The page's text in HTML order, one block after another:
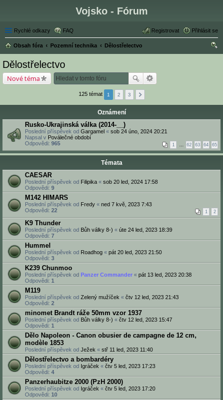
Vojsko - Fórum
Rychlé odkazy FAQ Přihlásit se
Registrovat
Obsah fóra Pozemní technika
Dělostřelectvo
Dělostřelectvo
Nové téma
125 témat 1 2 3
Oznámení
Rusko-Ukrajinská válka (2014-__)
Poslední příspěvek od Gargamel « sob 24 úno, 2024 20:21
Napsal v Poválečné období
Odpovědi: 965 1 … 62 63 64 65
Témata
CAESAR
Poslední příspěvek od Filipika « sob 20 led, 2024 17:58
Odpovědi: 9
M142 HIMARS
Poslední příspěvek od Fredy « ned 7 kvě, 2023 7:43
Odpovědi: 22 1 2
K9 Thunder
Poslední příspěvek od Bůh války 8-) « úte 24 led, 2023 18:39
Odpovědi: 7
Hummel
Poslední příspěvek od Roadhog « pát 20 led, 2023 21:50
Odpovědi: 3
K239 Chunmoo
Poslední příspěvek od Panzer Commander « pát 13 led, 2023 20:38
Odpovědi: 1
M119
Poslední příspěvek od Zelený mužíček « čtv 12 led, 2023 21:43
Odpovědi: 2
minomet Brandt ráže 50mm vzor 1937
Poslední příspěvek od Bůh války 8-) « čtv 12 led, 2023 15:47
Odpovědi: 1
Dělo Napoleon - Canon obusier de campagne de 12 cm,
modèle 1853
Poslední příspěvek od Ježek « stř 11 led, 2023 11:40
Dělostřelectvo a bombardéry
Poslední příspěvek od Igráček « čtv 5 led, 2023 17:23
Odpovědi: 4
Panzerhaubitze 2000 (PzH 2000)
Poslední příspěvek od Igráček « čtv 5 led, 2023 17:20
Odpovědi: 10